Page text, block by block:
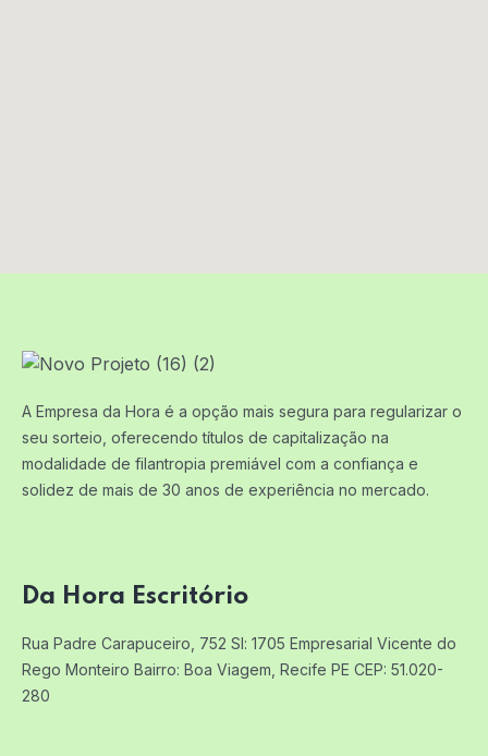
A Empresa da Hora é a opção mais segura para regularizar o
seu sorteio, oferecendo títulos de capitalização na
modalidade de filantropia premiável com a confiança e
solidez de mais de 30 anos de experiência no mercado.
Da Hora Escritório
Rua Padre Carapuceiro, 752 Sl: 1705 Empresarial Vicente do
Rego Monteiro Bairro: Boa Viagem, Recife PE CEP: 51.020-
280